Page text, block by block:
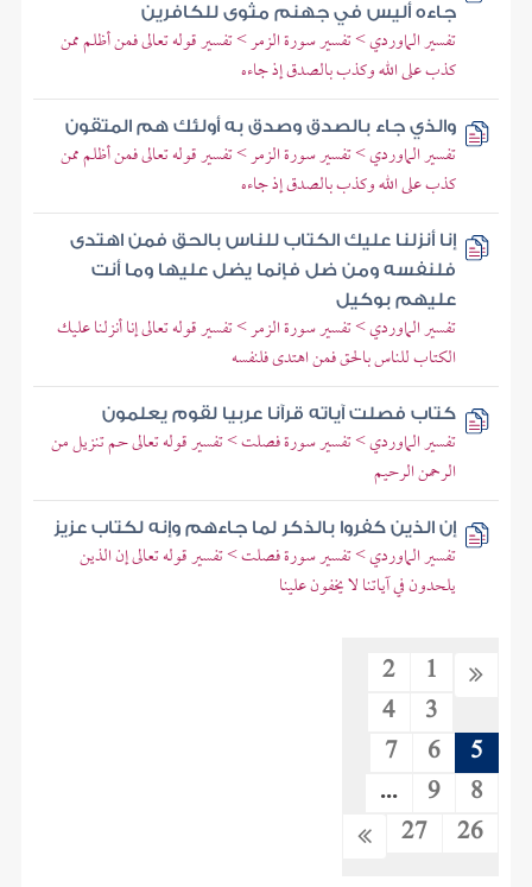
جاءه أليس في جهنم مثوى للكافرين
تفسير الماوردي > تفسير سورة الزمر > تفسير قوله تعالى فمن أظلم ممن
كذب على الله وكذب بالصدق إذ جاءه
والذي جاء بالصدق وصدق به أولئك هم المتقون
تفسير الماوردي > تفسير سورة الزمر > تفسير قوله تعالى فمن أظلم ممن
كذب على الله وكذب بالصدق إذ جاءه
إنا أنزلنا عليك الكتاب للناس بالحق فمن اهتدى
فلنفسه ومن ضل فإنما يضل عليها وما أنت
عليهم بوكيل
تفسير الماوردي > تفسير سورة الزمر > تفسير قوله تعالى إنا أنزلنا عليك
الكتاب للناس بالحق فمن اهتدى فلنفسه
كتاب فصلت آياته قرآنا عربيا لقوم يعلمون
تفسير الماوردي > تفسير سورة فصلت > تفسير قوله تعالى حم تنزيل من
الرحمن الرحيم
إن الذين كفروا بالذكر لما جاءهم وإنه لكتاب عزيز
تفسير الماوردي > تفسير سورة فصلت > تفسير قوله تعالى إن الذين
يلحدون في آياتنا لا يخفون علينا
1
2
3
4
5
6
7
8
9
...
26
27